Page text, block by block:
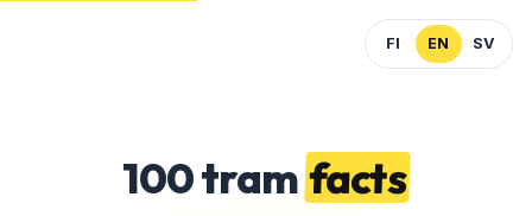
FI EN SV
100 tramfacts